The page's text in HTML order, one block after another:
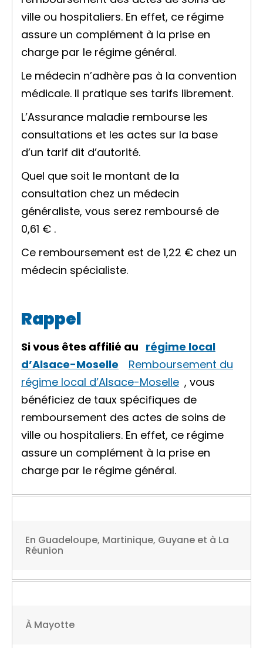
ville ou hospitaliers. En effet, ce régime
assure un complément à la prise en
charge par le régime général.
Le médecin n’adhère pas à la convention
médicale. Il pratique ses tarifs librement.
L’Assurance maladie rembourse les
consultations et les actes sur la base
d’un tarif dit d’autorité.
Quel que soit le montant de la
consultation chez un médecin
généraliste, vous serez remboursé de
0,61 € .
Ce remboursement est de 1,22 € chez un
médecin spécialiste.
Rappel
Si vous êtes affilié au régime local
d’Alsace-Moselle
Remboursement du
régime local d’Alsace-Moselle , vous
bénéficiez de taux spécifiques de
remboursement des actes de soins de
ville ou hospitaliers. En effet, ce régime
assure un complément à la prise en
charge par le régime général.
En Guadeloupe, Martinique, Guyane et à La
Réunion
À Mayotte